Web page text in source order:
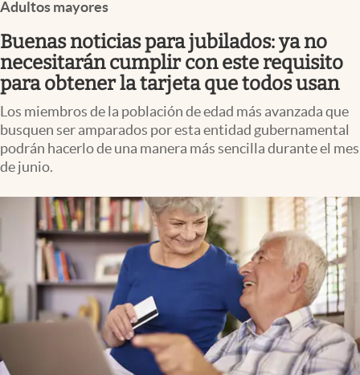
Pc y celular
Vida y estilo
Tv
Clima
abre en nueva pestaña
México
Adultos mayores
Buenas noticias para jubilados: ya no
necesitarán cumplir con este requisito
para obtener la tarjeta que todos usan
Los miembros de la población de edad más avanzada que
busquen ser amparados por esta entidad gubernamental
podrán hacerlo de una manera más sencilla durante el mes
de junio.